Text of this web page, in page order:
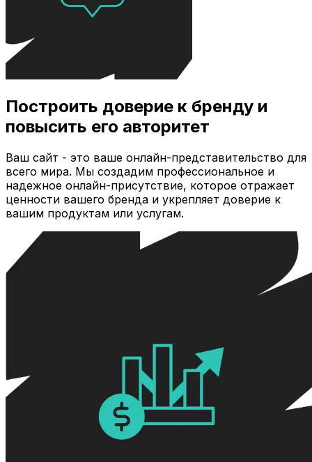
Построить доверие к бренду и
повысить его авторитет
Ваш сайт - это ваше онлайн-представительство для
всего мира. Мы создадим профессиональное и
надежное онлайн-присутствие, которое отражает
ценности вашего бренда и укрепляет доверие к
вашим продуктам или услугам.